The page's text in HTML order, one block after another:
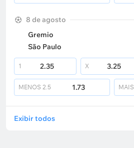
8 de agosto
Gremio
São Paulo
1 2.35 X 3.25
MENOS 2.5 1.73 MAIS
Exibir todos